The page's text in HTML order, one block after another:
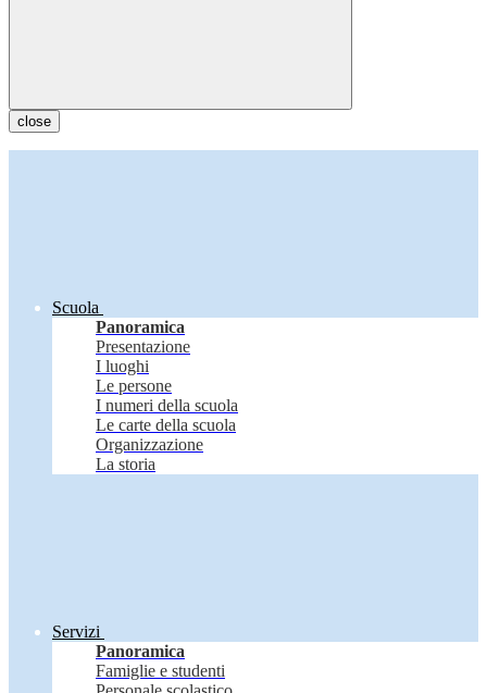
close
Scuola
Panoramica
Presentazione
I luoghi
Le persone
I numeri della scuola
Le carte della scuola
Organizzazione
La storia
Servizi
Panoramica
Famiglie e studenti